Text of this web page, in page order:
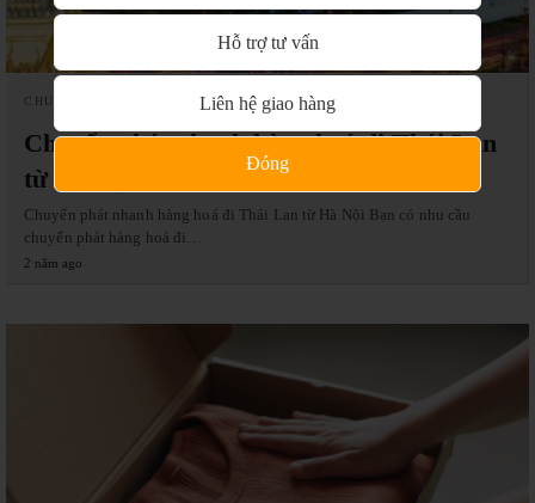
CHUYỂN PHÁT NHANH
Chuyển phát nhanh hàng hoá đi Thái Lan
từ Hà Nội
Chuyển phát nhanh hàng hoá đi Thái Lan từ Hà Nội Bạn có nhu cầu
chuyển phát hàng hoá đi…
2 năm ago
Hỗ trợ tư vấn
Liên hệ giao hàng
Đóng